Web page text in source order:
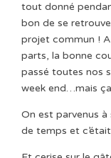
tout donné
bon de se
projet commun !
parts, la bonne
passé toutes nos
week end…mais
On est parvenus à
de temps et